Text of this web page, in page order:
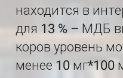
находится в
для 13 % – МДБ
коров уровень
менее 10 мг*100